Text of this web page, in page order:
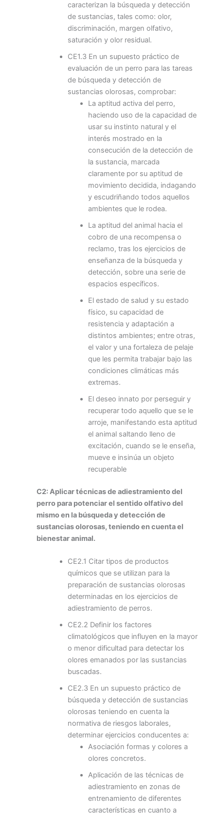
caracterizan la búsqueda y detección
de sustancias, tales como: olor,
discriminación, margen olfativo,
saturación y olor residual.
CE1.3 En un supuesto práctico de
evaluación de un perro para las tareas
de búsqueda y detección de
sustancias olorosas, comprobar:
La aptitud activa del perro,
haciendo uso de la capacidad de
usar su instinto natural y el
interés mostrado en la
consecución de la detección de
la sustancia, marcada
claramente por su aptitud de
movimiento decidida, indagando
y escudriñando todos aquellos
ambientes que le rodea.
La aptitud del animal hacia el
cobro de una recompensa o
reclamo, tras los ejercicios de
enseñanza de la búsqueda y
detección, sobre una serie de
espacios específicos.
El estado de salud y su estado
físico, su capacidad de
resistencia y adaptación a
distintos ambientes; entre otras,
el valor y una fortaleza de pelaje
que les permita trabajar bajo las
condiciones climáticas más
extremas.
El deseo innato por perseguir y
recuperar todo aquello que se le
arroje, manifestando esta aptitud
el animal saltando lleno de
excitación, cuando se le enseña,
mueve e insinúa un objeto
recuperable
C2: Aplicar técnicas de adiestramiento del
perro para potenciar el sentido olfativo del
mismo en la búsqueda y detección de
sustancias olorosas, teniendo en cuenta el
bienestar animal.
CE2.1 Citar tipos de productos
químicos que se utilizan para la
preparación de sustancias olorosas
determinadas en los ejercicios de
adiestramiento de perros.
CE2.2 Definir los factores
climatológicos que influyen en la mayor
o menor dificultad para detectar los
olores emanados por las sustancias
buscadas.
CE2.3 En un supuesto práctico de
búsqueda y detección de sustancias
olorosas teniendo en cuenta la
normativa de riesgos laborales,
determinar ejercicios conducentes a:
Asociación formas y colores a
olores concretos.
Aplicación de las técnicas de
adiestramiento en zonas de
entrenamiento de diferentes
características en cuanto a